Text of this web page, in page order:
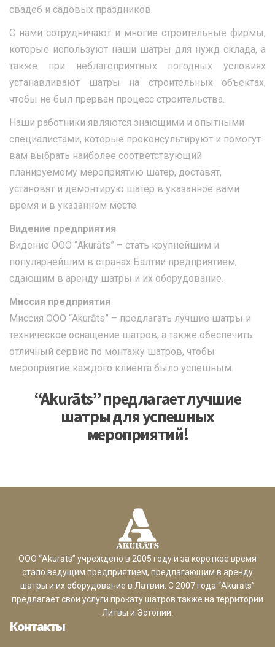
свадеб и садовых праздников.
С нами сотрудничают и многие строительные фирмы,
которые используют наши шатры для нужд склада, а
также при неблагоприятных погодных условиях
устанавливают шатры на строительных объектах,
чтобы не был прерван процесс строительства.
Наши работники являются знающими и опытными
специалистами, которые проконсультируют и помогут
вам выбрать наиболее соответствующий
планируемому мероприятию шатер, доставят,
установят и демонтирую шатер в указанное вами
время и в указанном месте.
Видение предприятия
Видение ООО “Akurāts” – стать крупнейшим и
популярнейшим в странах Балтии предприятием,
сдающим в аренду шатры и их оборудование.
Миссия предприятия
Миссия ООО “Akurāts” – предлагать лучшие шатры и
техническое оснащение шатров, а также обеспечить
отличный сервис по монтажу шатров, чтобы
мероприятие каждого клиента было успешным.
“Akurāts” предлагает лучшие
шатры для успешных
мероприятий!
ООО “Akurāts” учреждено в 2005 году и за короткое время
стало ведущим предприятием, предлагающим в аренду
шатры и их оборудование в Латвии. С 2007 года “Akurāts”
предлагает свои услуги прокату шатров также на территории
Литвы и Эстонии.
Контакты